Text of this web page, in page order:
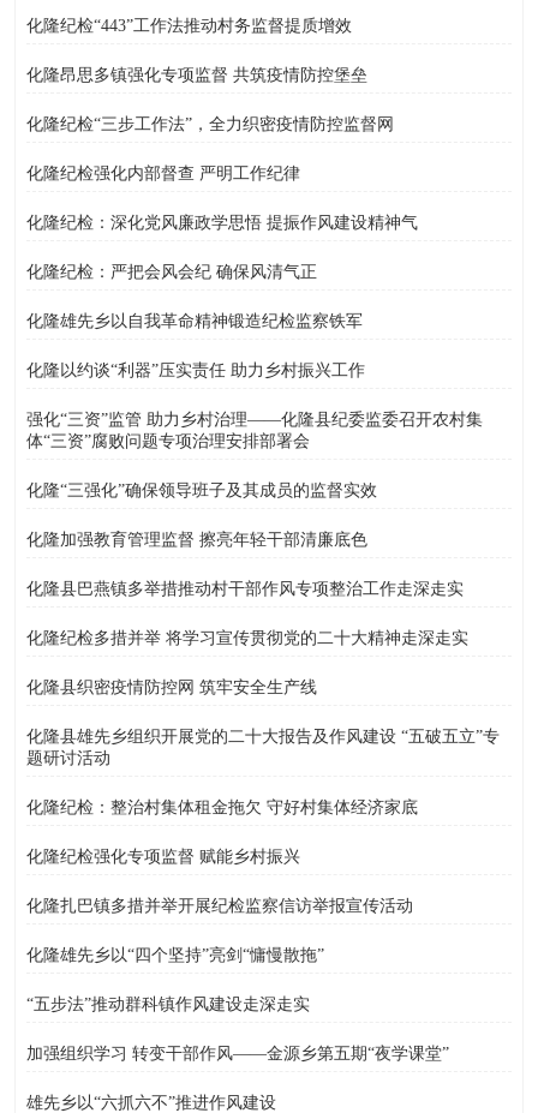
化隆纪检“443”工作法推动村务监督提质增效
化隆昂思多镇强化专项监督 共筑疫情防控堡垒
化隆纪检“三步工作法”，全力织密疫情防控监督网
化隆纪检强化内部督查 严明工作纪律
化隆纪检：深化党风廉政学思悟 提振作风建设精神气
化隆纪检：严把会风会纪 确保风清气正
化隆雄先乡以自我革命精神锻造纪检监察铁军
化隆以约谈“利器”压实责任 助力乡村振兴工作
强化“三资”监管 助力乡村治理——化隆县纪委监委召开农村集
体“三资”腐败问题专项治理安排部署会
化隆“三强化”确保领导班子及其成员的监督实效
化隆加强教育管理监督 擦亮年轻干部清廉底色
化隆县巴燕镇多举措推动村干部作风专项整治工作走深走实
化隆纪检多措并举 将学习宣传贯彻党的二十大精神走深走实
化隆县织密疫情防控网 筑牢安全生产线
化隆县雄先乡组织开展党的二十大报告及作风建设 “五破五立”专
题研讨活动
化隆纪检：整治村集体租金拖欠 守好村集体经济家底
化隆纪检强化专项监督 赋能乡村振兴
化隆扎巴镇多措并举开展纪检监察信访举报宣传活动
化隆雄先乡以“四个坚持”亮剑“慵慢散拖”
“五步法”推动群科镇作风建设走深走实
加强组织学习 转变干部作风——金源乡第五期“夜学课堂”
雄先乡以“六抓六不”推进作风建设